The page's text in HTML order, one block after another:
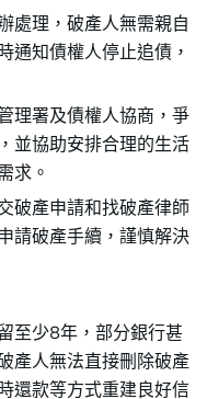
處理，破產人無需親自
通知債權人停止追債，
理署及債權人協商，爭
並協助安排合理的生活
求。
破產申請和找破產律師
請破產手續，謹慎解決
至少8年，部分銀行甚
產人無法直接刪除破產
還款等方式重建良好信